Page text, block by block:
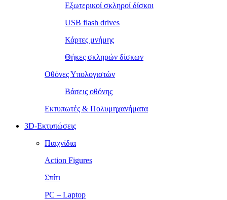
Εξωτερικοί σκληροί δίσκοι
USB flash drives
Κάρτες μνήμης
Θήκες σκληρών δίσκων
Οθόνες Υπολογιστών
Βάσεις οθόνης
Εκτυπωτές & Πολυμηχανήματα
3D-Εκτυπώσεις
Παιχνίδια
Action Figures
Σπίτι
PC – Laptop